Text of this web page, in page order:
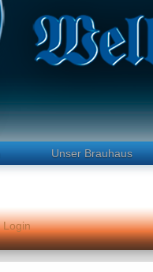
Unser Brauhaus
Login